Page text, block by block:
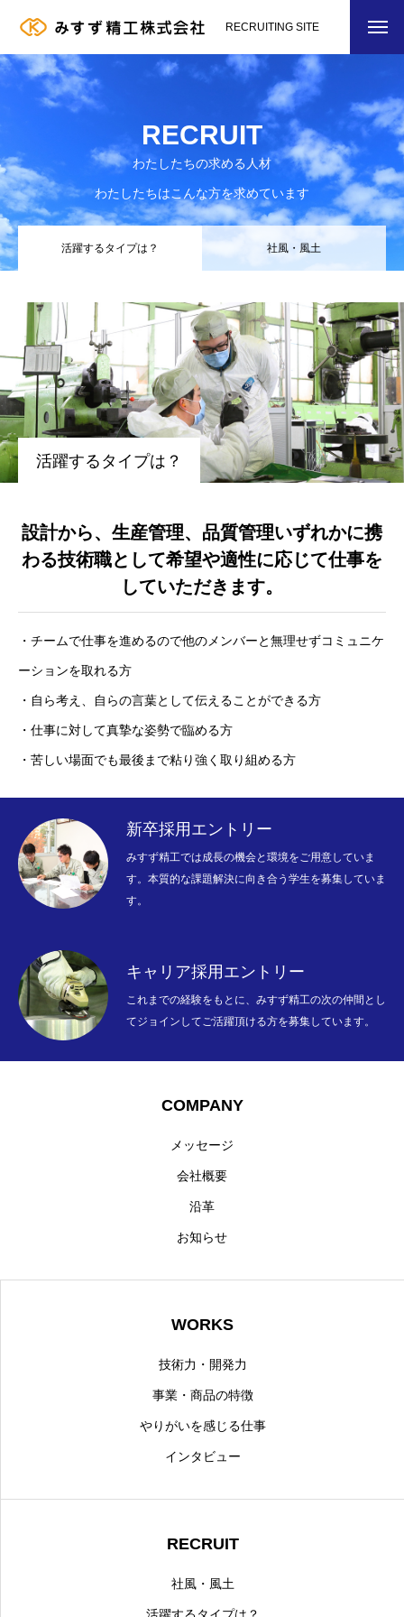
RECRUITING SITE
COMPANY
RECRUITMENT
INTERVIEW
NEWS
RECRUIT
わたしたちの求める人材
わたしたちはこんな方を求めています
活躍するタイプは？ 社風・風土
活躍するタイプは？
設計から、生産管理、品質管理いずれかに携
わる技術職として希望や適性に応じて仕事を
していただきます。
・チームで仕事を進めるので他のメンバーと無理せずコミュニケ
ーションを取れる方
・自ら考え、自らの言葉として伝えることができる方
・仕事に対して真摯な姿勢で臨める方
・苦しい場面でも最後まで粘り強く取り組める方
新卒採用エントリー
みすず精工では成長の機会と環境をご用意していま
す。本質的な課題解決に向き合う学生を募集していま
す。
キャリア採用エントリー
これまでの経験をもとに、みすず精工の次の仲間とし
てジョインしてご活躍頂ける方を募集しています。
COMPANY
メッセージ
会社概要
沿革
お知らせ
WORKS
技術力・開発力
事業・商品の特徴
やりがいを感じる仕事
インタビュー
RECRUIT
社風・風土